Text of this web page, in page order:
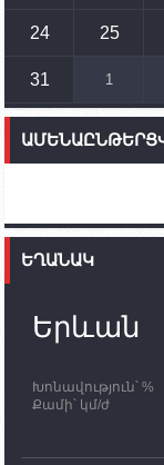
ունեն.
11:03
ՄԱԿ-ի
24 25
31 1
ԵՂԱՆԱԿ
Երևան
Խոնավություն՝ %
Քամի՝ կմ/ժ